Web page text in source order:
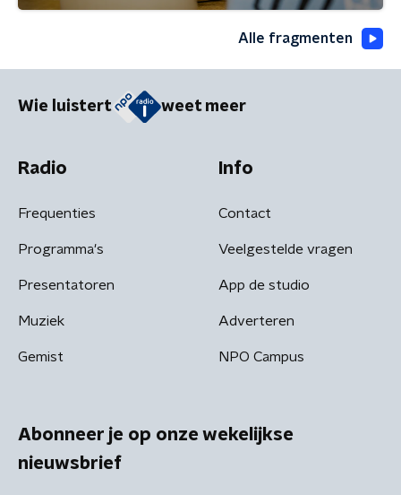
Alle fragmenten
Wie luistert weet meer
Radio
Frequenties
Programma's
Presentatoren
Muziek
Gemist
Info
Contact
Veelgestelde vragen
App de studio
Adverteren
NPO Campus
Abonneer je op onze wekelijkse
nieuwsbrief